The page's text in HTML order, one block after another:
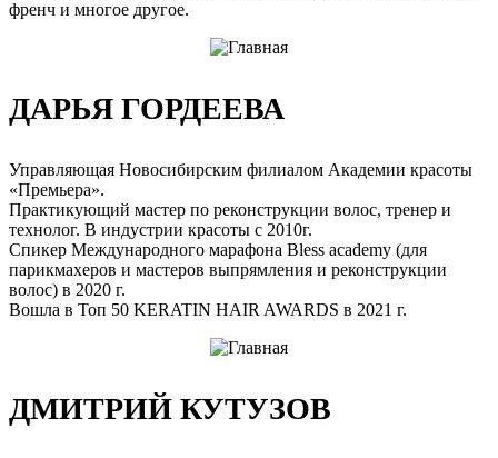
френч и многое другое.
ДАРЬЯ ГОРДЕЕВА
Управляющая Новосибирским филиалом Академии красоты
«Премьера».
Практикующий мастер по реконструкции волос, тренер и
технолог. В индустрии красоты с 2010г.
Спикер Международного марафона Bless academy (для
парикмахеров и мастеров выпрямления и реконструкции
волос) в 2020 г.
Вошла в Топ 50 KERATIN HAIR AWARDS в 2021 г.
ДМИТРИЙ КУТУЗОВ